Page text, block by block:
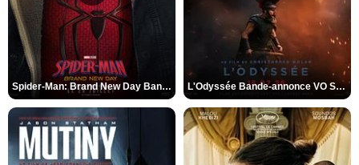
Spider-Man: Brand New Day Bande-annonce VO STFR L'Odyssée Bande-annonce VO STFR